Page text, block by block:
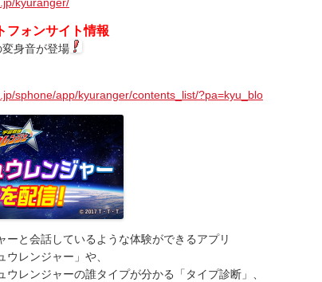
フォンサイト情報
身音が登場
sphone/app/kyuranger/contents_list/?pa=kyu_blo
ーと会話しているような体験ができるアプリ
ウレンジャー」や、
ウレンジャーの誰タイプが分かる「タイプ診断」、